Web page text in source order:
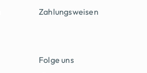
Zahlungsweisen
Folge uns